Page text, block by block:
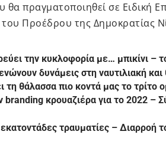
πραγματοποιηθεί σε Ειδική
Προέδρου της Δημοκρατίας
την κυκλοφορία με… μπικίνι –
δυνάμεις στη ναυτιλιακή
τη θάλασσα πιο κοντά μας το
branding κρουαζιέρα για το 2022 –
τραυματίες – Διαρροή